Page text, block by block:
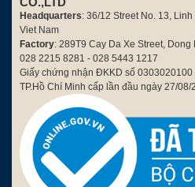
Headquarters: 36/12 Street No. 13,
Viet Nam
Factory: 289T9 Cay Da Xe Street,
028 2215 8281 - 028 5443 1217
Giấy chứng nhận ĐKKD số
TP.Hồ Chí Minh cấp lần đầu ngày 27/08/